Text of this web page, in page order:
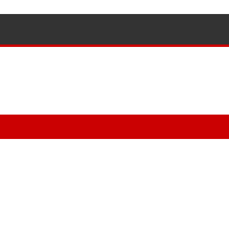
34 से 44 साल की बेदाग